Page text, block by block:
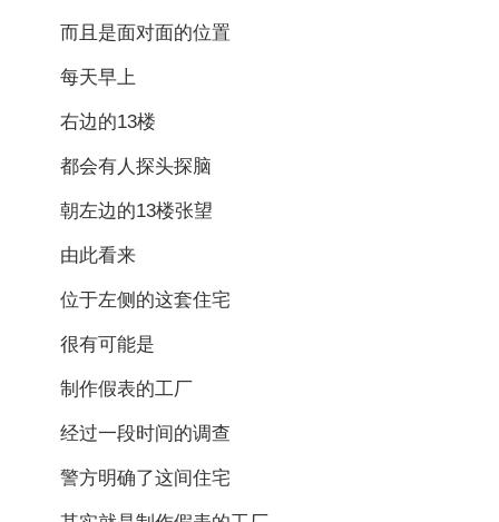
而且是面对面的位置
每天早上
右边的13楼
都会有人探头探脑
朝左边的13楼张望
由此看来
位于左侧的这套住宅
很有可能是
制作假表的工厂
经过一段时间的调查
警方明确了这间住宅